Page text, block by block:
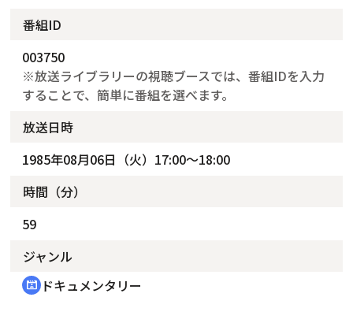
番組ID
003750
※放送ライブラリーの視聴ブースでは、番組IDを入力
することで、簡単に番組を選べます。
放送日時
1985年08月06日（火）17:00～18:00
時間（分）
59
ジャンル
cinematic_blur ドキュメンタリー